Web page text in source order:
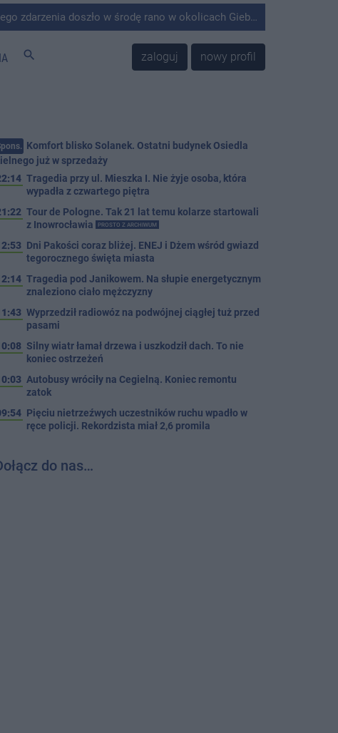
w środę rano w okolicach Giebni koło Janikowa. Wówczas na słupie energetycznym odnaleziono ciało mężczyzny.
search zaloguj nowy profil
Komfort blisko Solanek. Ostatni budynek Osiedla
już w sprzedaży
Tragedia przy ul. Mieszka I. Nie żyje osoba, która
wypadła z czwartego piętra
Tour de Pologne. Tak 21 lat temu kolarze startowali
z Inowrocławia
PROSTO Z ARCHIWUM
Dni Pakości coraz bliżej. ENEJ i Dżem wśród gwiazd
tegorocznego święta miasta
Tragedia pod Janikowem. Na słupie energetycznym
znaleziono ciało mężczyzny
Wyprzedził radiowóz na podwójnej ciągłej tuż przed
pasami
Silny wiatr łamał drzewa i uszkodził dach. To nie
koniec ostrzeżeń
Autobusy wróciły na Cegielną. Koniec remontu
zatok
Pięciu nietrzeźwych uczestników ruchu wpadło w
ręce policji. Rekordzista miał 2,6 promila
do nas…